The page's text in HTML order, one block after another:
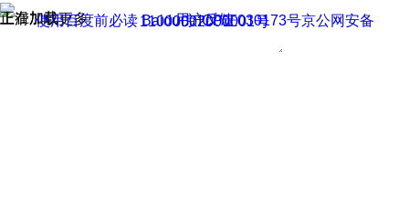
正在加载
上滑加载更多 用户反馈
使用百度前必读 Baidu 京ICP证030173号
京公网安备11000002000001号